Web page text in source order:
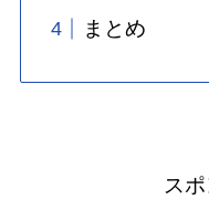
まとめ
ス